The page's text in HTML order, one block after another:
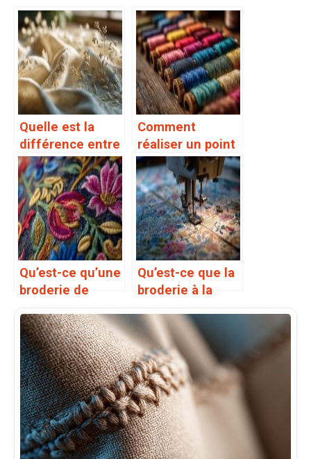
Quelle est la
différence entre
la broderie à la
main et la
broderie à la
machine
Comment
réaliser un point
de croix
Qu’est-ce qu’une
broderie de
crewel
Qu’est-ce que la
broderie à la
main et à la
machine
combinée